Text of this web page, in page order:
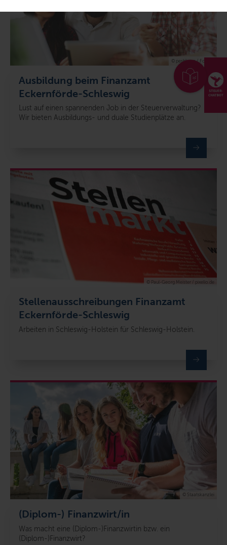
Ausbildung beim Finanzamt
Eckernförde-Schleswig
Lust auf einen spannenden Job in der Steuerverwaltung?
Wir bieten Ausbildungs- und duale Studienplätze an.
© peshkova / Fotolia
Stellenausschreibungen Finanzamt
Eckernförde-Schleswig
Arbeiten in Schleswig-Holstein für Schleswig-Holstein.
© Paul-Georg Meister / pixelio.de
(Diplom-) Finanzwirt/in
Was macht eine (Diplom-)Finanzwirtin bzw. ein
(Diplom-)Finanzwirt?
© Staatskanzlei